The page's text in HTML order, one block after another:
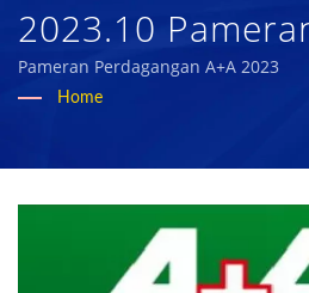
2023.10
Perdagangan
Berprestasi
Getah Bio
Tahun | Nam
Pameran Perdagangan A+A 2023
Home